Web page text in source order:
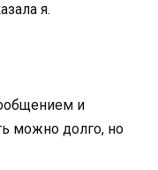
я.
и
можно долго, но